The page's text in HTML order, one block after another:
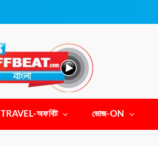
TRAVEL-অফবিট ভোজ-ON